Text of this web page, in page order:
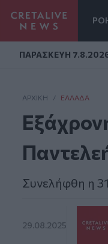
ΠΑΡΑΣΚΕΥΗ
ΑΡΧΙΚΗ / ΕΛΛΆΔΑ
Συνελήφθη η
29.08.2025